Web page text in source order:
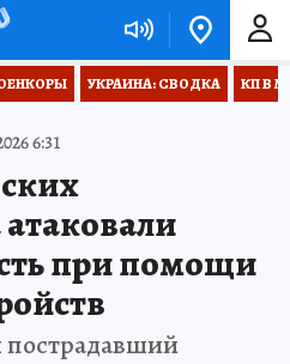
УКРАИНА: СВОДКА КП В
6:31
при помощи
пострадавший